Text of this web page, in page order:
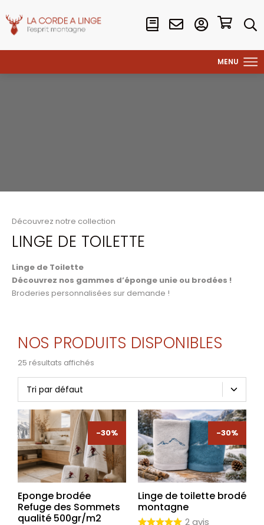
Découvrez notre collection
LINGE DE TOILETTE
Linge de Toilette
Découvrez nos gammes d’éponge unie ou brodées !
Broderies personnalisées sur demande !
NOS PRODUITS DISPONIBLES
25 résultats affichés
-30%
Eponge brodée
Refuge des Sommets
qualité 500gr/m2
-30%
Linge de toilette brodé
montagne
2 avis